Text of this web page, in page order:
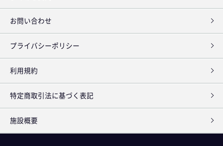
お問い合わせ
プライバシーポリシー
利用規約
特定商取引法に基づく表記
施設概要